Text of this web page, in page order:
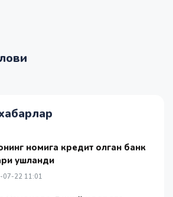
номига кредит олган банк
ушланди
07-22 11:01